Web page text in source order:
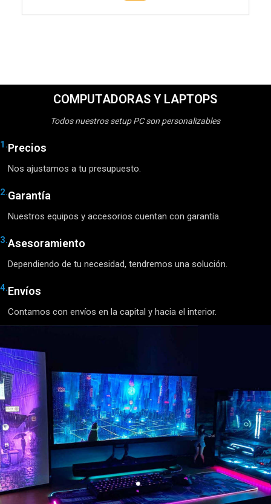
COMPUTADORAS Y LAPTOPS
Todos nuestros setup PC son personalizables
1.Precios
Nos ajustamos a tu presupuesto.
2.Garantía
Nuestros equipos y accesorios cuentan con garantía.
3.Asesoramiento
Dependiendo de tu necesidad, tendremos una solución.
4.Envíos
Contamos con envíos en la capital y hacia el interior.